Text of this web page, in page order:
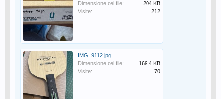
Dimensione del file:
204 KB
Visite:
212
IMG_9112.jpg
Dimensione del file:
169,4 KB
Visite:
70